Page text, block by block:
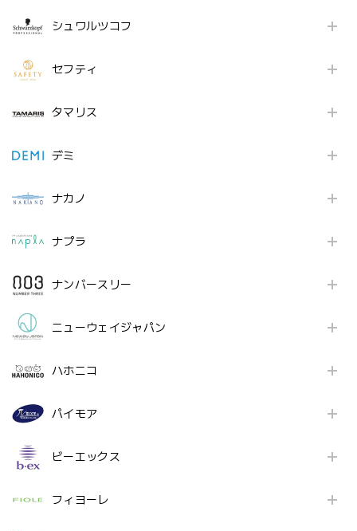
シュワルツコフ
セフティ
タマリス
デミ
ナカノ
ナプラ
ナンバースリー
ニューウェイジャパン
ハホニコ
パイモア
ビーエックス
フィヨーレ